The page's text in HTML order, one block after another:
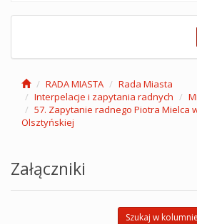
RADA MIASTA
Rada Miasta
Interpelacje i zapytania radnych
57. Zapytanie radnego Piotra Mielca
Olsztyńskiej
Załączniki
Szukaj w kolumnie